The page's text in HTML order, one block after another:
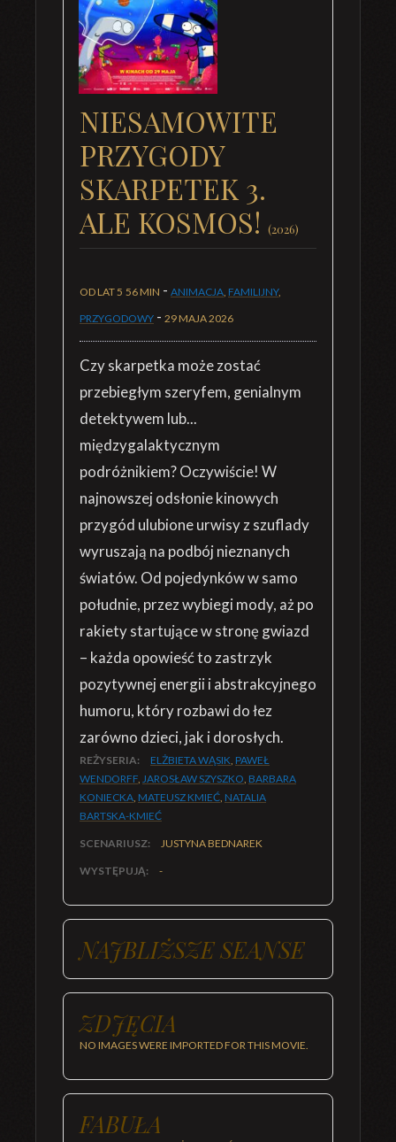
NIESAMOWITE
PRZYGODY
SKARPETEK 3.
ALE KOSMOS! (2026)
OD LAT 5 56 MIN - ANIMACJA, FAMILIJNY,
PRZYGODOWY - 29 MAJA 2026
Czy skarpetka może zostać
przebiegłym szeryfem, genialnym
detektywem lub...
międzygalaktycznym
podróżnikiem? Oczywiście! W
najnowszej odsłonie kinowych
przygód ulubione urwisy z szuflady
wyruszają na podbój nieznanych
światów. Od pojedynków w samo
południe, przez wybiegi mody, aż po
rakiety startujące w stronę gwiazd
– każda opowieść to zastrzyk
pozytywnej energii i abstrakcyjnego
humoru, który rozbawi do łez
zarówno dzieci, jak i dorosłych.
REŻYSERIA: ELŻBIETA WĄSIK, PAWEŁ
WENDORFF, JAROSŁAW SZYSZKO, BARBARA
KONIECKA, MATEUSZ KMIEĆ, NATALIA
BARTSKA-KMIEĆ
SCENARIUSZ: JUSTYNA BEDNAREK
WYSTĘPUJĄ: -
NAJBLIŻSZE SEANSE
ZDJĘCIA
NO IMAGES WERE IMPORTED FOR THIS MOVIE.
FABUŁA